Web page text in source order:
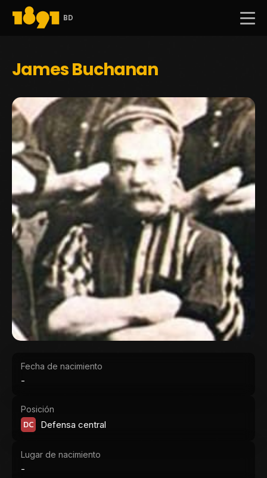
BD
James Buchanan
Fecha de nacimiento
-
Posición
DC Defensa central
Lugar de nacimiento
-